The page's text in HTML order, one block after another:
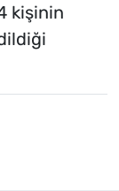
kişinin